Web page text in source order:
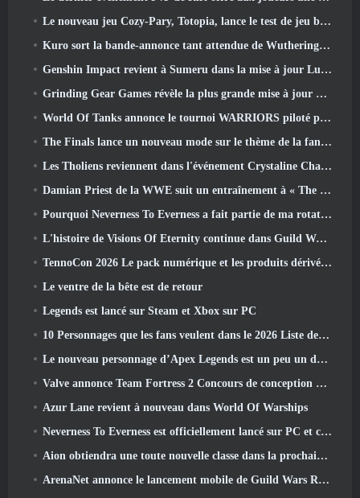
Le nouveau jeu Cozy-Pary, Totopia, lance le test de jeu bêta fermé
Kuro sort la bande-annonce tant attendue de Wuthering Waves Cyberpunk: Crossover Edgerunners
Genshin Impact revient à Sumeru dans la mise à jour Luna VII
Grinding Gear Games révèle la plus grande mise à jour de Path Of Exile II à ce jour, Le retour des anciens
World Of Tanks annonce le tournoi WARRIORS piloté par la communauté
The Finals lance un nouveau mode sur le thème de la fantasy médiévale « Dragon's Claim »
Les Tholiens reviennent dans l'événement Crystaline Chaos de Star Trek Online
Damian Priest de la WWE suit un entraînement à « The Loot Camp » dans la bande-annonce Live Action Burst Fest de Delta Force
Pourquoi Neverness To Everness a fait partie de ma rotation, Pour l'instant
L'histoire de Visions Of Eternity continue dans Guild Wars 2 La semaine prochaine
TennoCon 2026 Le pack numérique et les produits dérivés sont désormais disponibles à l'achat
Le ventre de la bête est de retour
Legends est lancé sur Steam et Xbox sur PC
10 Personnages que les fans veulent dans le 2026 Liste des rivaux Marvel les plus nombreux et quelle est la probabilité qu'ils se produisent
Le nouveau personnage d’Apex Legends est un peu un démon de la vitesse
Valve annonce Team Fortress 2 Concours de conception du trophée ÜBERFEST
Azur Lane revient à nouveau dans World Of Warships
Neverness To Everness est officiellement lancé sur PC et consoles
Aion obtiendra une toute nouvelle classe dans la prochaine mise à jour de Dread Blade
ArenaNet annonce le lancement mobile de Guild Wars Reforged